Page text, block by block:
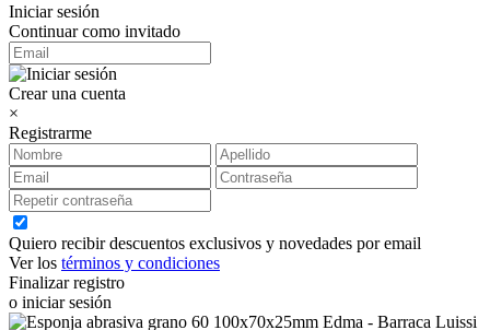
Iniciar sesión
Continuar como invitado
Crear una cuenta
×
Registrarme
Quiero recibir descuentos exclusivos y novedades por email
Ver los términos y condiciones
Finalizar registro
o iniciar sesión